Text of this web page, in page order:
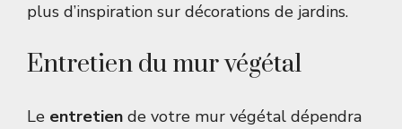
plus d’inspiration sur décorations de jardins.
Entretien du mur végétal
Le entretien de votre mur végétal dépendra